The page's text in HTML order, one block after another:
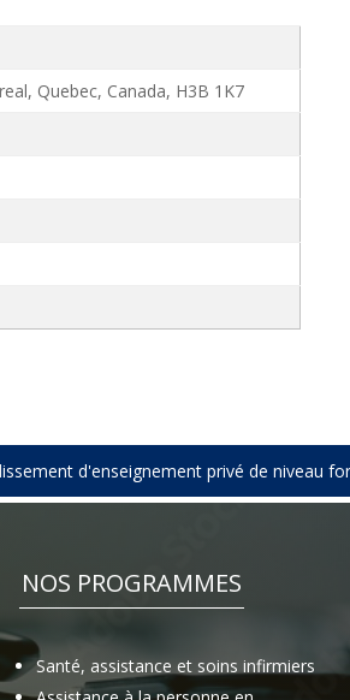
Quebec, Canada, H3B 1K7
d'enseignement privé de niveau
NOS PROGRAMMES
Santé, assistance et soins infirmiers